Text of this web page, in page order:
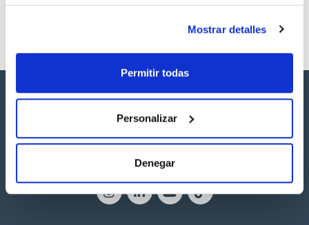
Mostrar detalles
Permitir todas
Personalizar
Denegar
Síguenos: